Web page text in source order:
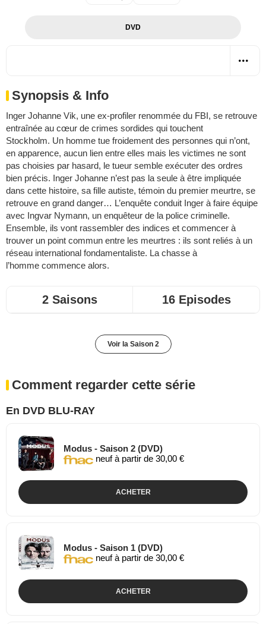
DVD
Synopsis & Info
Inger Johanne Vik, une ex-profiler renommée du FBI, se retrouve
entraînée au cœur de crimes sordides qui touchent
Stockholm. Un homme tue froidement des personnes qui n’ont,
en apparence, aucun lien entre elles mais les victimes ne sont
pas choisies par hasard, le tueur semble exécuter des ordres
bien précis. Inger Johanne n’est pas la seule à être impliquée
dans cette histoire, sa fille autiste, témoin du premier meurtre, se
retrouve en grand danger… L’enquête conduit Inger à faire équipe
avec Ingvar Nymann, un enquêteur de la police criminelle.
Ensemble, ils vont rassembler des indices et commencer à
trouver un point commun entre les meurtres : ils sont reliés à un
réseau international fondamentaliste. La chasse à
l’homme commence alors.
2 Saisons 16 Episodes
Voir la Saison 2
Comment regarder cette série
En DVD BLU-RAY
Modus - Saison 2 (DVD)
neuf à partir de 30,00 €
ACHETER
Modus - Saison 1 (DVD)
neuf à partir de 30,00 €
ACHETER